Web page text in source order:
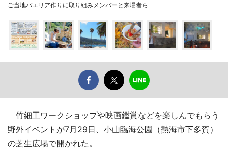
ご当地パエリア作りに取り組みメンバーと来場者ら
竹細工ワークショップや映画鑑賞などを楽しんでもらう
野外イベントが7月29日、小山臨海公園（熱海市下多賀）
の芝生広場で開かれた。